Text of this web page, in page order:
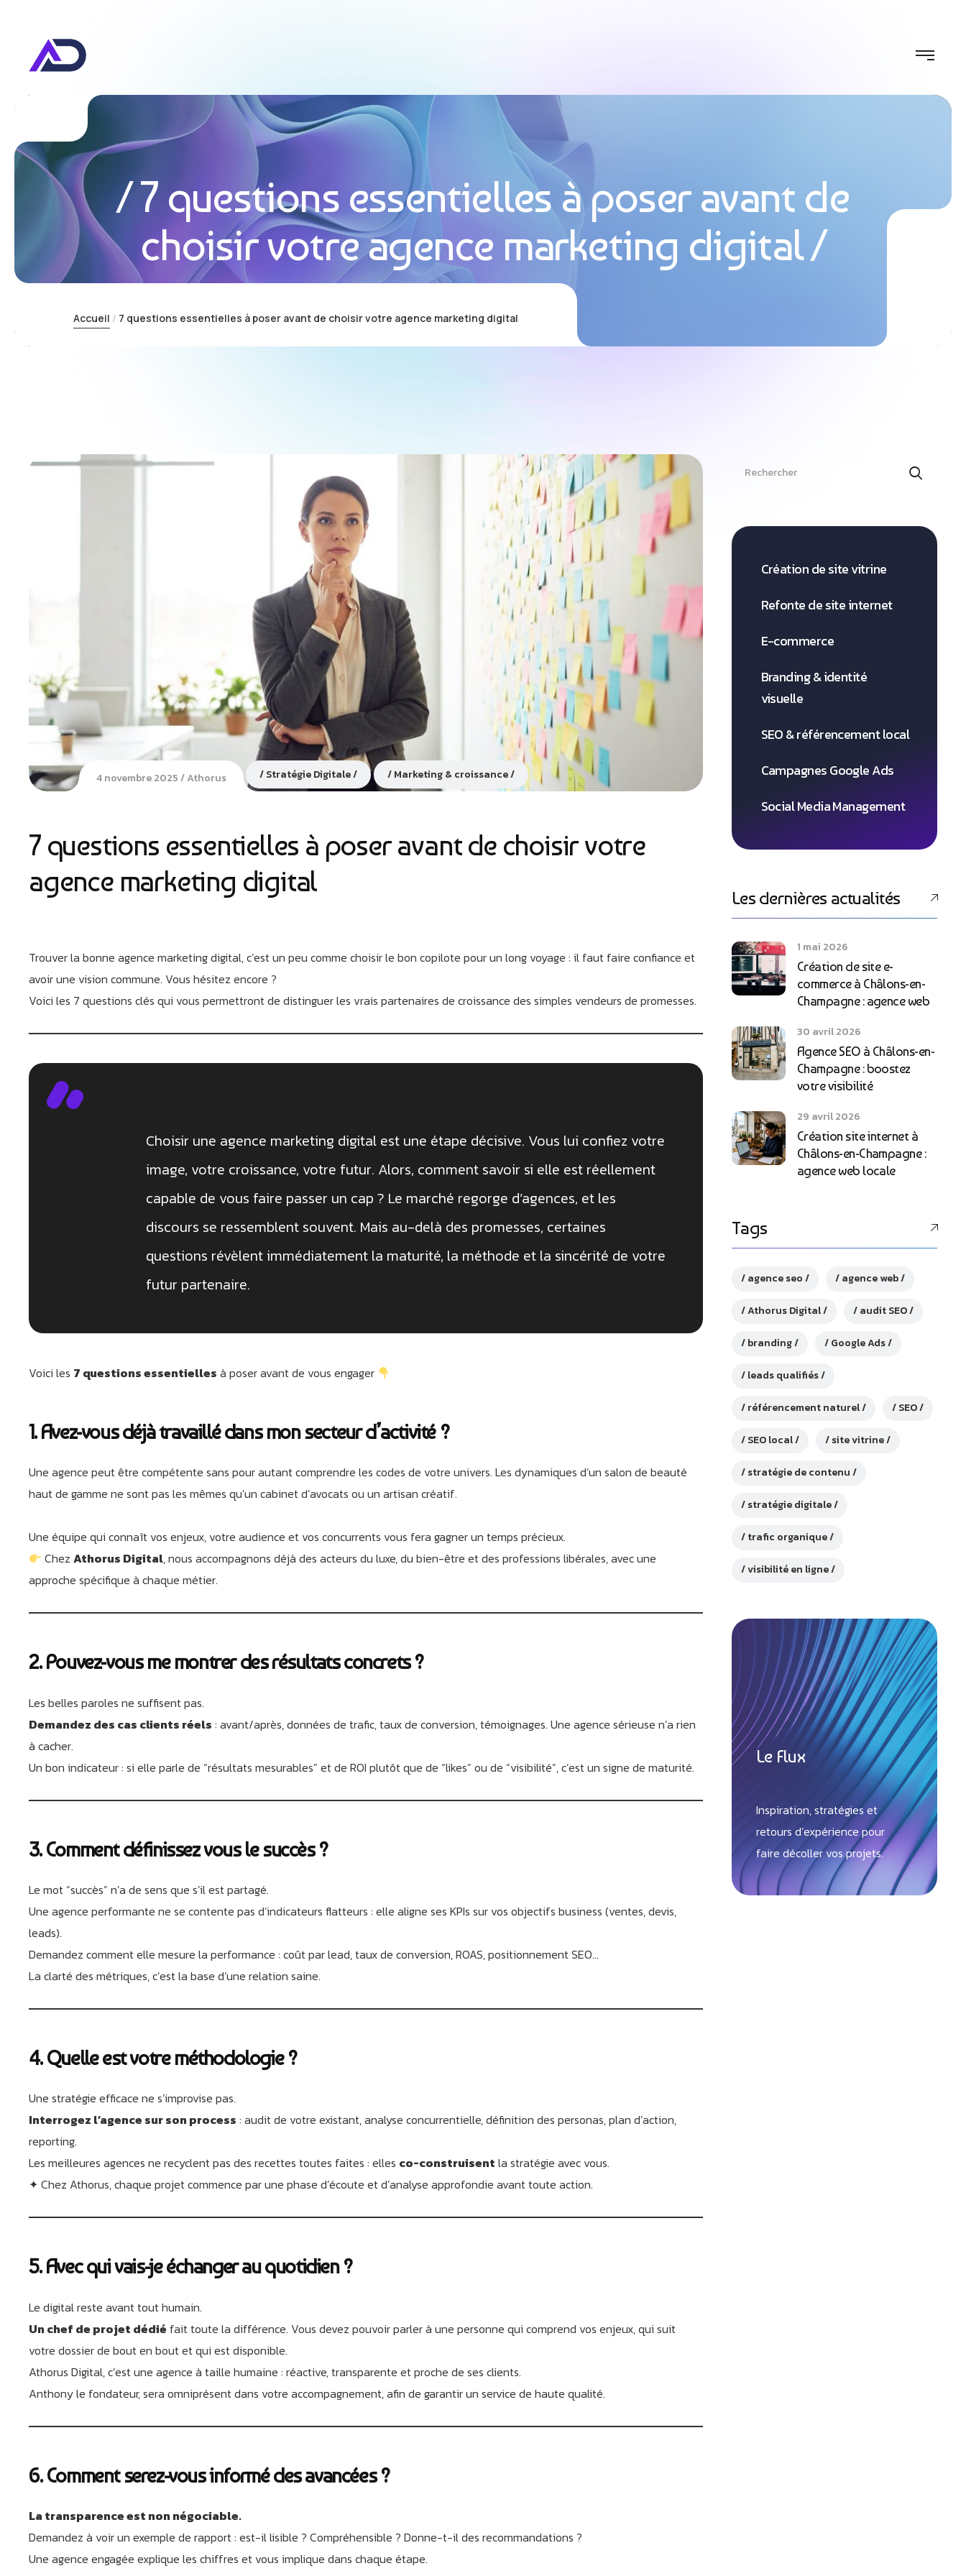
7 questions essentielles à poser avant de
choisir votre agence marketing digital
Accueil 7 questions essentielles à poser avant de choisir votre agence marketing digital
4 novembre 2025 Athorus Stratégie Digitale Marketing & croissance
7 questions essentielles à poser avant de choisir votre
agence marketing digital
Trouver la bonne agence marketing digital, c’est un peu comme choisir le bon copilote pour un long voyage : il faut faire confiance et
avoir une vision commune. Vous hésitez encore ?
Voici les 7 questions clés qui vous permettront de distinguer les vrais partenaires de croissance des simples vendeurs de promesses.
Choisir une agence marketing digital est une étape décisive. Vous lui confiez votre
image, votre croissance, votre futur. Alors, comment savoir si elle est réellement
capable de vous faire passer un cap ? Le marché regorge d’agences, et les
discours se ressemblent souvent. Mais au-delà des promesses, certaines
questions révèlent immédiatement la maturité, la méthode et la sincérité de votre
futur partenaire.
Voici les 7 questions essentielles à poser avant de vous engager
1. Avez-vous déjà travaillé dans mon secteur d’activité ?
Une agence peut être compétente sans pour autant comprendre les codes de votre univers. Les dynamiques d’un salon de beauté
haut de gamme ne sont pas les mêmes qu’un cabinet d’avocats ou un artisan créatif.
Une équipe qui connaît vos enjeux, votre audience et vos concurrents vous fera gagner un temps précieux.
ChezAthorus Digital, nous accompagnons déjà des acteurs du luxe, du bien-être et des professions libérales, avec une
approche spécifique à chaque métier.
2. Pouvez-vous me montrer des résultats concrets ?
Les belles paroles ne suffisent pas.
Demandez des cas clients réels : avant/après, données de trafic, taux de conversion, témoignages. Une agence sérieuse n’a rien
à cacher.
Un bon indicateur : si elle parle de “résultats mesurables” et de ROI plutôt que de “likes” ou de “visibilité”, c’est un signe de maturité.
3. Comment définissez vous le succès ?
Le mot “succès” n’a de sens que s’il est partagé.
Une agence performante ne se contente pas d’indicateurs flatteurs : elle aligne ses KPIs sur vos objectifs business (ventes, devis,
leads).
Demandez comment elle mesure la performance : coût par lead, taux de conversion, ROAS, positionnement SEO…
La clarté des métriques, c’est la base d’une relation saine.
4. Quelle est votre méthodologie ?
Une stratégie efficace ne s’improvise pas.
Interrogez l’agence sur son process : audit de votre existant, analyse concurrentielle, définition des personas, plan d’action,
reporting.
Les meilleures agences ne recyclent pas des recettes toutes faites : elles co-construisent la stratégie avec vous.
✦ Chez Athorus, chaque projet commence par une phase d’écoute et d’analyse approfondie avant toute action.
5. Avec qui vais-je échanger au quotidien ?
Le digital reste avant tout humain.
Un chef de projet dédié fait toute la différence. Vous devez pouvoir parler à une personne qui comprend vos enjeux, qui suit
votre dossier de bout en bout et qui est disponible.
Athorus Digital, c’est une agence à taille humaine : réactive, transparente et proche de ses clients.
Anthony le fondateur, sera omniprésent dans votre accompagnement, afin de garantir un service de haute qualité.
6. Comment serez-vous informé des avancées ?
La transparence est non négociable.
Demandez à voir un exemple de rapport : est-il lisible ? Compréhensible ? Donne-t-il des recommandations ?
Une agence engagée explique les chiffres et vous implique dans chaque étape.
Search
Création de site vitrine
Refonte de site internet
E-commerce
Branding & identité
visuelle
SEO & référencement local
Campagnes Google Ads
Social Media Management
Les dernières actualités
Création de site e-
commerce à Châlons-en-
Champagne : agence web
1 mai 2026
Agence SEO à Châlons-en-
Champagne : boostez
votre visibilité
30 avril 2026
Création site internet à
Châlons-en-Champagne :
agence web locale
29 avril 2026
Tags
agence seo agence web
Athorus Digital audit SEO
branding Google Ads
leads qualifiés
référencement naturel SEO
SEO local site vitrine
stratégie de contenu
stratégie digitale
trafic organique
visibilité en ligne
Le Flux
Inspiration, stratégies et
retours d’expérience pour
faire décoller vos projets.